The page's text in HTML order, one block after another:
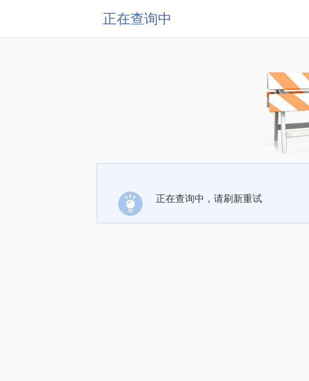
正在查询中
正在查询中，请刷新重试